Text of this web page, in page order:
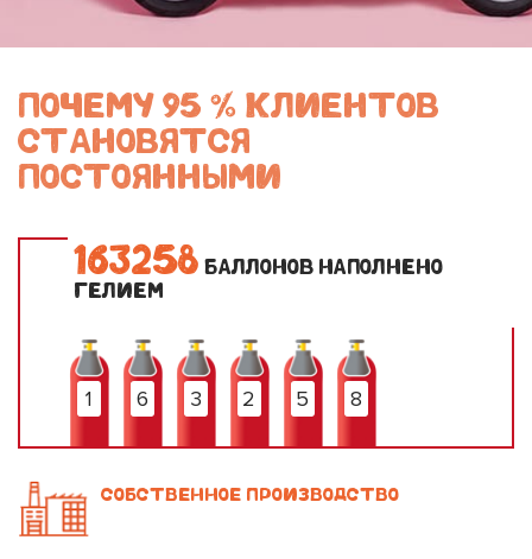
ПОЧЕМУ 95 % КЛИЕНТОВ
СТАНОВЯТСЯ
ПОСТОЯННЫМИ
163258 БАЛЛОНОВ НАПОЛНЕНО
ГЕЛИЕМ
1 6 3 2 5 8
СОБСТВЕННОЕ ПРОИЗВОДСТВО